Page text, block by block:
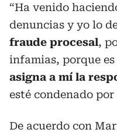
“Ha venido
denuncias y yo lo
fraude procesal,
infamias, porque es
asigna a mí la
esté condenado
De acuerdo con